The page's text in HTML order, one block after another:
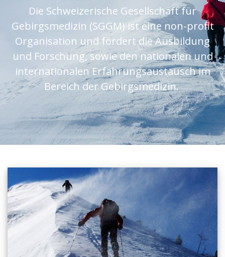
Die Schweizerische Gesellschaft für
Gebirgsmedizin (SGGM) ist eine non-profit
Organisation und fördert die Ausbildung
und Forschung, sowie den nationalen und
internationalen Erfahrungsaustausch im
Bereich der Gebirgsmedizin.